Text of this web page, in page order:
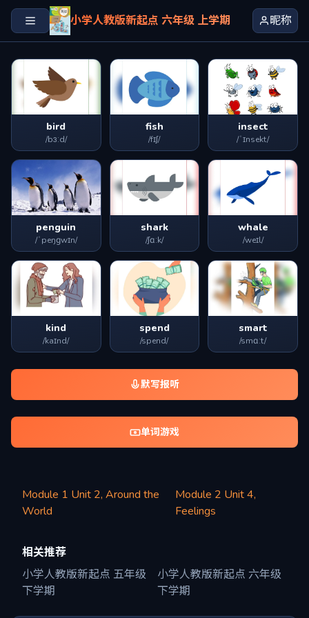
小学人教版新起点 六年级 上学期 昵称
bird
/bɜːd/
fish
/fɪʃ/
insect
/ˈɪnsekt/
penguin
/ˈpeŋɡwɪn/
shark
/ʃɑːk/
whale
/weɪl/
kind
/kaɪnd/
spend
/spend/
smart
/smɑːt/
默写报听
单词游戏
Module 1 Unit 2, Around the
World
Module 2 Unit 4,
Feelings
相关推荐
小学人教版新起点 五年级
下学期
小学人教版新起点 六年级
下学期